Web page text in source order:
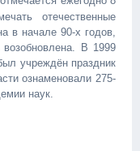
отечественные
в начале 90-х годов,
В 1999
учреждён праздник
ознаменовали 275-
наук.